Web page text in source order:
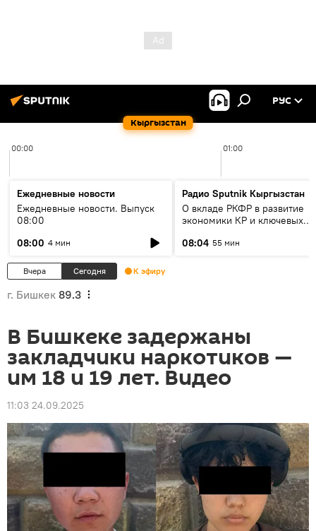
Кыргызстан
РУС
00:00 01:00
Ежедневные новости
Ежедневные новости. Выпуск
08:00
08:00 4 мин
Радио Sputnik Кыргызстан
О вкладе РКФР в развитие
экономики КР и ключевых
08:04 55 мин
Вчера Сегодня К эфиру
г. Бишкек 89.3
В Бишкеке задержаны
закладчики наркотиков —
им 18 и 19 лет. Видео
11:03 24.09.2025